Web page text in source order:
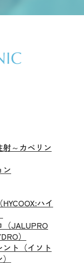
～カベリン
ン
ハイ
（JALUPRO
）
ト（イソト